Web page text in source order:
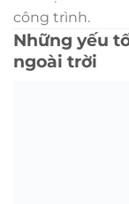
công trình.
Những yếu
ngoài trời